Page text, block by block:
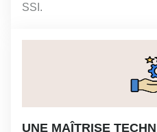
SSI.
UNE MAÎTRISE